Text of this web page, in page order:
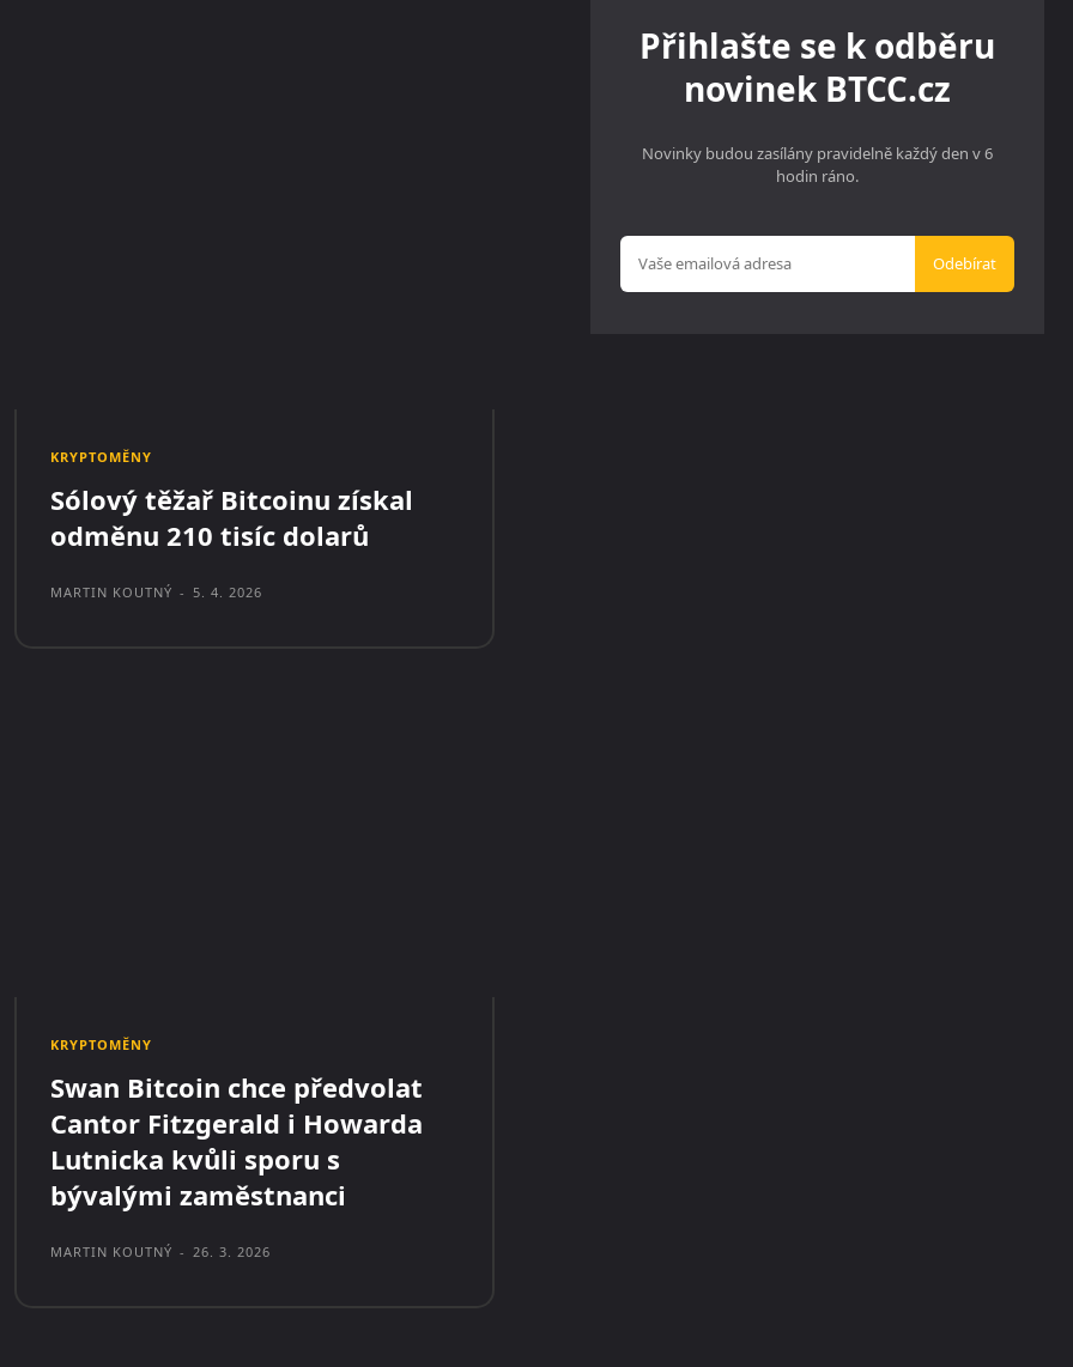
KRYPTOMĚNY
Sólový těžař Bitcoinu získal
odměnu 210 tisíc dolarů
MARTIN KOUTNÝ - 5. 4. 2026
KRYPTOMĚNY
Swan Bitcoin chce předvolat
Cantor Fitzgerald i Howarda
Lutnicka kvůli sporu s
bývalými zaměstnanci
MARTIN KOUTNÝ - 26. 3. 2026
Přihlašte se k odběru
novinek BTCC.cz
Novinky budou zasílány pravidelně každý den v 6
hodin ráno.
Odebírat